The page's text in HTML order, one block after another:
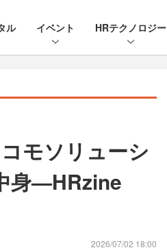
ル イベント HRテクノロジー
モソリューシ
身—HRzine
2026/07/02 18:00